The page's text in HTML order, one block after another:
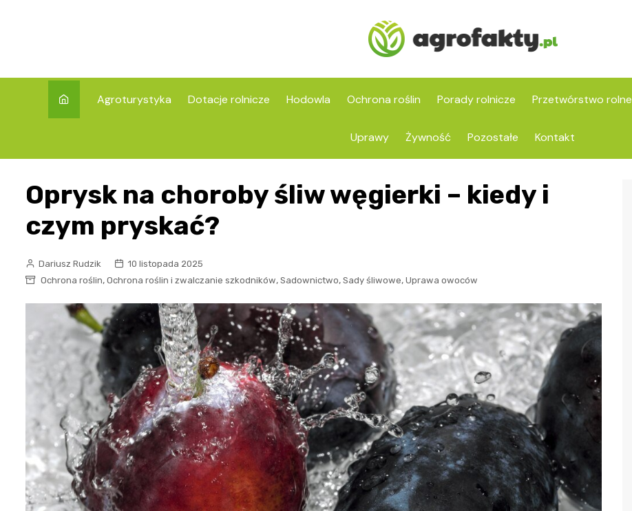
Agroturystyka Dotacje rolnicze Hodowla Ochrona roślin Porady rolnicze Przetwórstwo rolne
Uprawy Żywność Pozostałe Kontakt
Oprysk na choroby śliw węgierki – kiedy i
czym pryskać?
Dariusz Rudzik
10 listopada 2025
Ochrona roślin, Ochrona roślin i zwalczanie szkodników, Sadownictwo, Sady śliwowe, Uprawa owoców